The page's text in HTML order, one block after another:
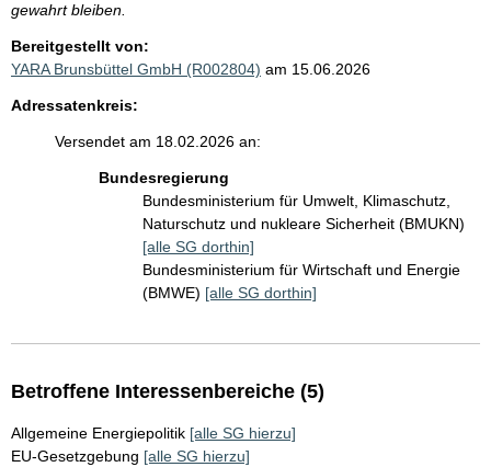
gewahrt bleiben.
Bereitgestellt von:
YARA Brunsbüttel GmbH (R002804) am 15.06.2026
Adressatenkreis:
Versendet am 18.02.2026 an:
Bundesregierung
Bundesministerium für Umwelt, Klimaschutz,
Naturschutz und nukleare Sicherheit (BMUKN)
[alle SG dorthin]
Bundesministerium für Wirtschaft und Energie
(BMWE) [alle SG dorthin]
Betroffene Interessenbereiche (5)
Allgemeine Energiepolitik [alle SG hierzu]
EU-Gesetzgebung [alle SG hierzu]